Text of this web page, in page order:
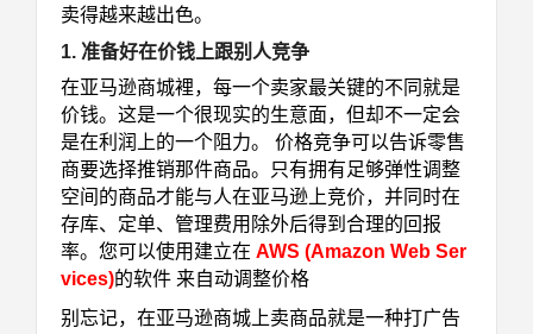
卖得越来越出色。
1. 准备好在价钱上跟别人竞争
在亚马逊商城裡，每一个卖家最关键的不同就是
价钱。这是一个很现实的生意面，但却不一定会
是在利润上的一个阻力。 价格竞争可以告诉零售
商要选择推销那件商品。只有拥有足够弹性调整
空间的商品才能与人在亚马逊上竞价，并同时在
存库、定单、管理费用除外后得到合理的回报
率。您可以使用建立在 AWS (Amazon Web Ser
vices)的软件 来自动调整价格
别忘记，在亚马逊商城上卖商品就是一种打广告